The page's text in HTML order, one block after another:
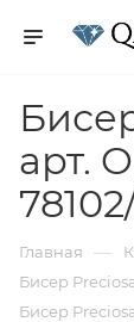
арт.
Главная —
Бисер
Бисер